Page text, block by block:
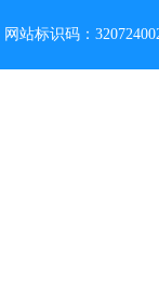
网站标识码：